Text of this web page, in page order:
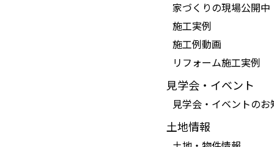
家づくりの現場公開中
施工実例
施工例動画
リフォーム施工実例
見学会・イベント
見学会・イベントのお
土地情報